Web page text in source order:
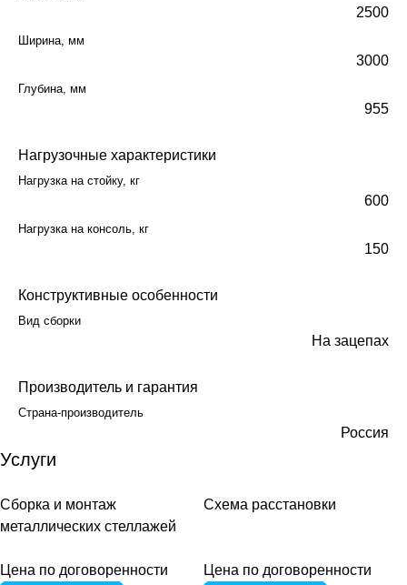
2500
Ширина, мм
3000
Глубина, мм
955
Нагрузочные характеристики
Нагрузка на стойку, кг
600
Нагрузка на консоль, кг
150
Конструктивные особенности
Вид сборки
На зацепах
Производитель и гарантия
Страна-производитель
Россия
Услуги
Сборка и монтаж
металлических стеллажей
Цена по договоренности
Схема расстановки
Цена по договоренности